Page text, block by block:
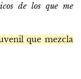
de los que me
que mezcla